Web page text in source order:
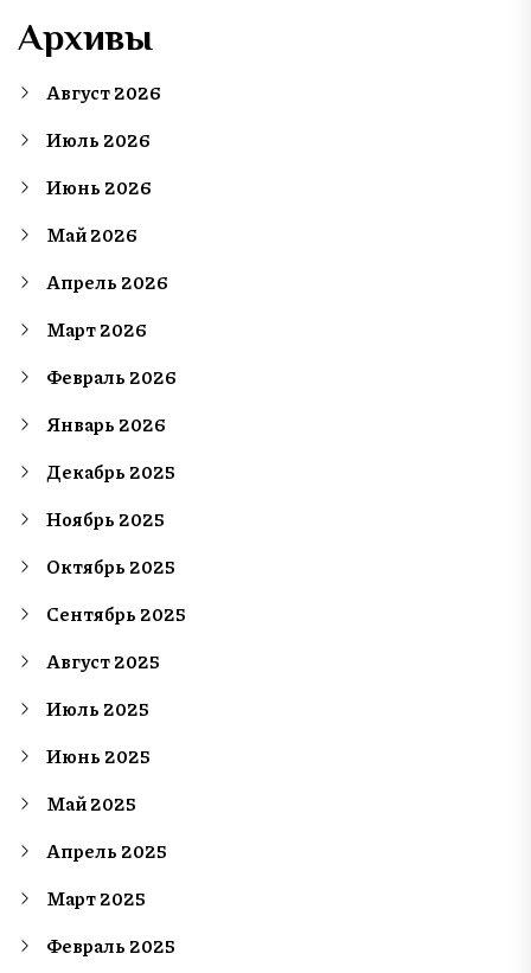
Архивы
Август 2026
Июль 2026
Июнь 2026
Май 2026
Апрель 2026
Март 2026
Февраль 2026
Январь 2026
Декабрь 2025
Ноябрь 2025
Октябрь 2025
Сентябрь 2025
Август 2025
Июль 2025
Июнь 2025
Май 2025
Апрель 2025
Март 2025
Февраль 2025